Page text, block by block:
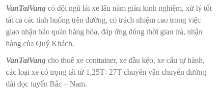
VanTaiVang có đội ngũ lái xe lâu năm giàu kinh nghiệm, xử lý tốt
tất cả các tình huống trên đường, có trách nhiệm cao trong việc
giao nhận bảo quản hàng hóa, đáp ứng đúng thời gian trả, nhận
hàng của Quý Khách.
VanTaiVang cho thuê xe conttainer, xe đầu kéo, xe cẩu tự hành,
các loại xe có trọng tải từ 1,25T÷27T chuyên vận chuyển đường
dài dọc tuyến Bắc – Nam.